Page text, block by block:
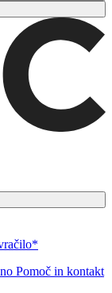
Pomoč in kontakt